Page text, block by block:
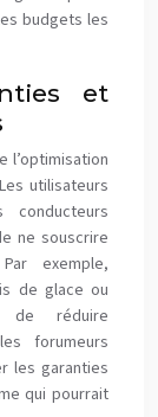
budgets les
et
l’optimisation
utilisateurs
conducteurs
ne souscrire
exemple,
de glace ou
de réduire
forumeurs
les garanties
qui pourrait